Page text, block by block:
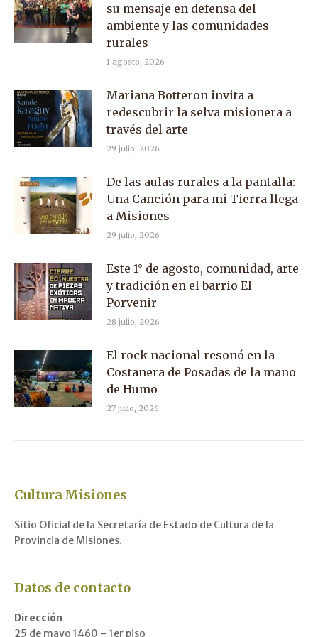
su mensaje en defensa del
ambiente y las comunidades
rurales
1 agosto, 2026
Mariana Botteron invita a
redescubrir la selva misionera a
través del arte
29 julio, 2026
De las aulas rurales a la pantalla:
Una Canción para mi Tierra llega
a Misiones
29 julio, 2026
Este 1° de agosto, comunidad, arte
y tradición en el barrio El
Porvenir
28 julio, 2026
El rock nacional resonó en la
Costanera de Posadas de la mano
de Humo
27 julio, 2026
Cultura Misiones
Sitio Oficial de la Secretaría de Estado de Cultura de la
Provincia de Misiones.
Datos de contacto
Dirección
25 de mayo 1460 – 1er piso